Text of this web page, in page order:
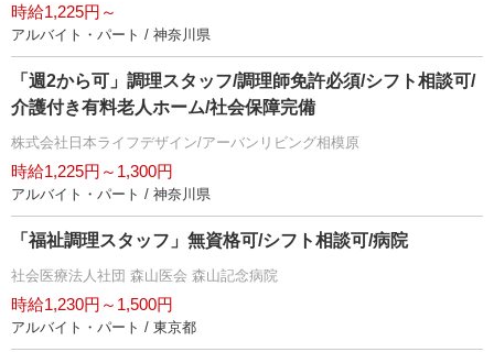
時給1,225円～
アルバイト・パート / 神奈川県
「週2から可」調理スタッフ/調理師免許必須/シフト相談可/
介護付き有料老人ホーム/社会保障完備
株式会社日本ライフデザイン/アーバンリビング相模原
時給1,225円～1,300円
アルバイト・パート / 神奈川県
「福祉調理スタッフ」無資格可/シフト相談可/病院
社会医療法人社団 森山医会 森山記念病院
時給1,230円～1,500円
アルバイト・パート / 東京都